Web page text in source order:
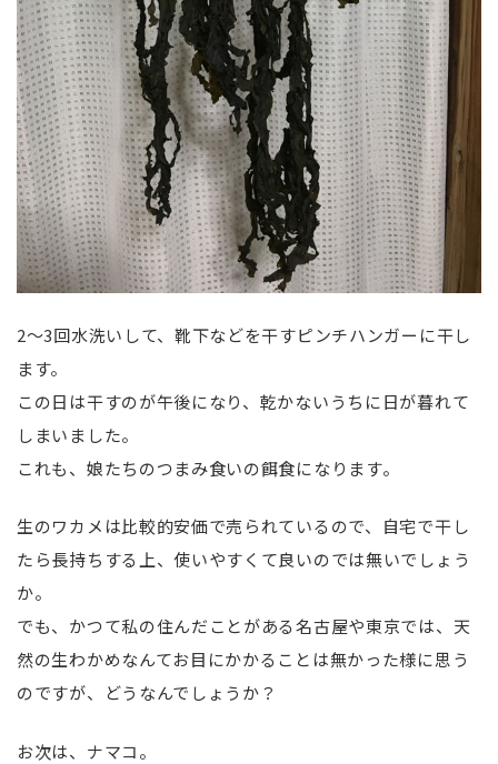
2〜3回水洗いして、靴下などを干すピンチハンガーに干し
ます。
この日は干すのが午後になり、乾かないうちに日が暮れて
しまいました。
これも、娘たちのつまみ食いの餌食になります。
生のワカメは比較的安価で売られているので、自宅で干し
たら長持ちする上、使いやすくて良いのでは無いでしょう
か。
でも、かつて私の住んだことがある名古屋や東京では、天
然の生わかめなんてお目にかかることは無かった様に思う
のですが、どうなんでしょうか？
お次は、ナマコ。